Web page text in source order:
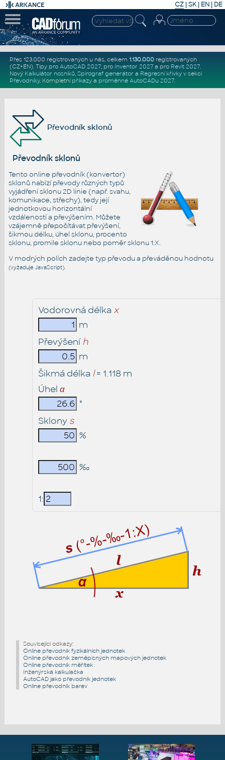
CZ | SK| EN | DE
Přes 123.000 registrovaných u nás, celkem 1.130.000registrovaných
(CZ+EN). Tipy pro AutoCAD 2027, pro Inventor 2027a pro Revit 2027.
Nový Kalkulátor nosníků, Spirograf generátor a Regresní křivkyv sekci
Převodníky. Kompletní příkazya proměnné AutoCADu 2027.
Převodník sklonů
Převodník sklonů
Tento online převodník (konvertor)
sklonů nabízí převody různých typů
vyjádření sklonu 2D linie (např. svahu,
komunikace, střechy), tedy její
jednotkovou horizontální
vzdáleností a převýšením. Můžete
vzájemně přepočítávat převýšení,
šikmou délku, úhel sklonu, procento
sklonu, promile sklonu nebo poměr sklonu 1:X.
V modrých polích zadejte typ převodu a převáděnou hodnotu
(vyžaduje JavaScript).
Vodorovná délka x
m
Převýšeníh
m
Šikmá délka l= 1.118 m
Úhel α
°
Sklony s
%
‰
1:
Související odkazy:
Online převodník fyzikálních jednotek
Online převodník zeměpisných mapových jednotek
Online převodník měřítek
Inženýrská kalkulačka
AutoCAD jako převodník jednotek
Online převodník barev